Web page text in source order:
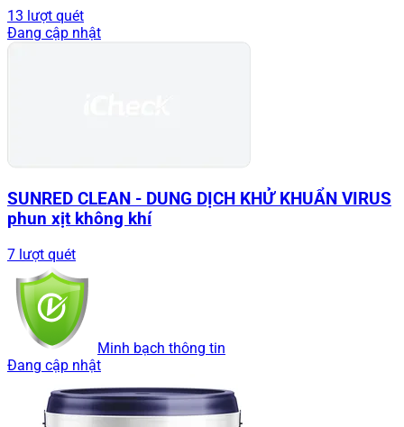
13 lượt quét
Đang cập nhật
SUNRED CLEAN - DUNG DỊCH KHỬ KHUẨN VIRUS
phun xịt không khí
7 lượt quét
Minh bạch thông tin
Đang cập nhật